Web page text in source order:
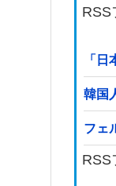
RSS
「
韓国
フェ
RSS